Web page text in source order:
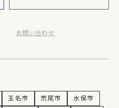
お問い合わせ
玉名市 荒尾市
水俣市